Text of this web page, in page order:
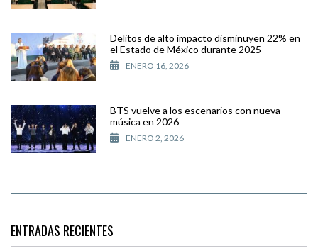
Delitos de alto impacto disminuyen 22% en
el Estado de México durante 2025
ENERO 16, 2026
BTS vuelve a los escenarios con nueva
música en 2026
ENERO 2, 2026
ENTRADAS RECIENTES